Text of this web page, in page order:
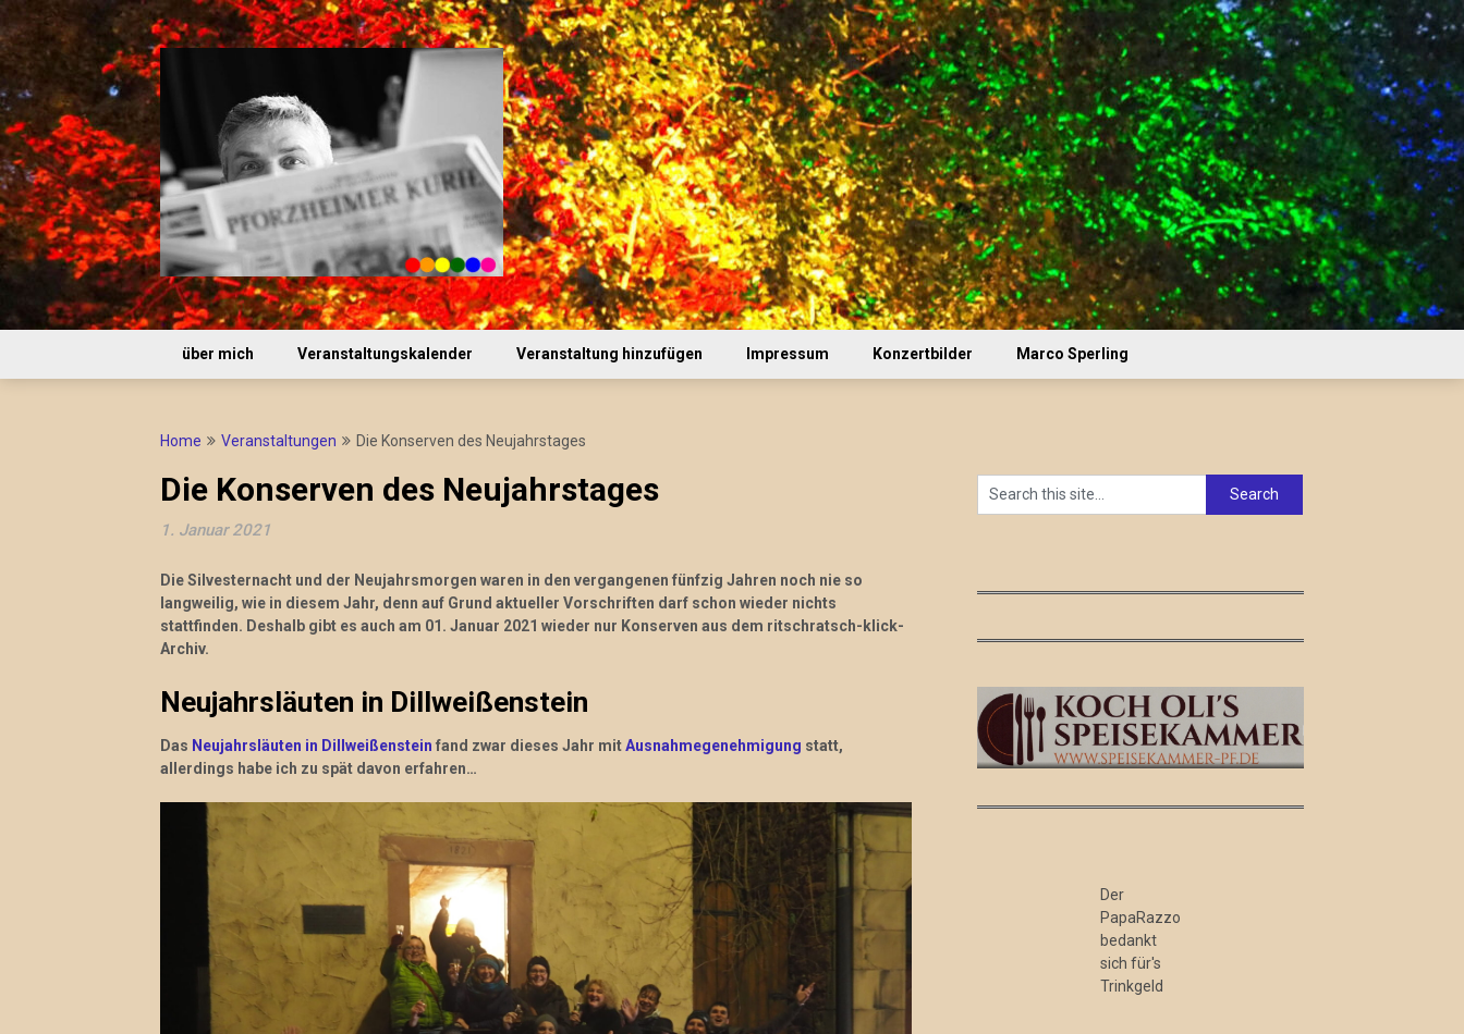
to
content
über mich Veranstaltungskalender Veranstaltung hinzufügen Impressum Konzertbilder Marco Sperling
Home Veranstaltungen Die Konserven des Neujahrstages
Die Konserven des Neujahrstages
1. Januar 2021
Die Silvesternacht und der Neujahrsmorgen waren in den vergangenen fünfzig Jahren noch nie so
langweilig, wie in diesem Jahr, denn auf Grund aktueller Vorschriften darf schon wieder nichts
stattfinden. Deshalb gibt es auch am 01. Januar 2021 wieder nur Konserven aus dem ritschratsch-klick-
Archiv.
Neujahrsläuten in Dillweißenstein
Das Neujahrsläuten in Dillweißenstein fand zwar dieses Jahr mitAusnahmegenehmigung statt,
allerdings habe ich zu spät davon erfahren…
Der
PapaRazzo
bedankt
sich für's
Trinkgeld